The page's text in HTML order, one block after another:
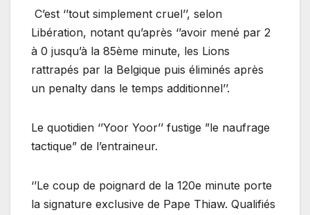
C’est ‘’tout simplement cruel’’, selon
Libération, notant qu’après ‘’avoir mené par 2
à 0 jusqu’à la 85ème minute, les Lions
rattrapés par la Belgique puis éliminés après
un penalty dans le temps additionnel’’.
Le quotidien ‘’Yoor Yoor’’ fustige ”le naufrage
tactique” de l’entraineur.
‘’Le coup de poignard de la 120e minute porte
la signature exclusive de Pape Thiaw. Qualifiés